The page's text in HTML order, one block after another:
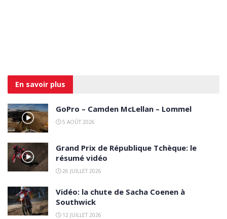
En savoir plus
GoPro – Camden McLellan – Lommel
5 AOÛT 2026
Grand Prix de République Tchèque: le
résumé vidéo
26 JUILLET 2026
Vidéo: la chute de Sacha Coenen à
Southwick
12 JUILLET 2026